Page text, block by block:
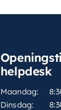
helpdesk
Maandag:
Dinsdag: